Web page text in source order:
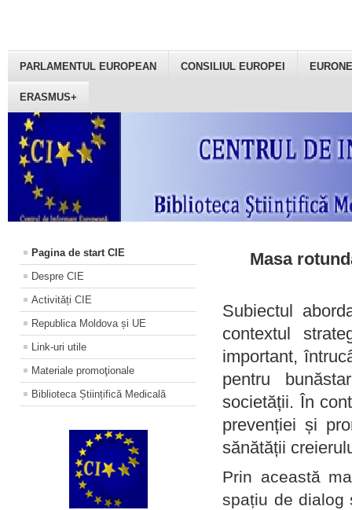
PARLAMENTUL EUROPEAN CONSILIUL EUROPEI
ERASMUS+
Pagina de start CIE
Despre CIE
Activități CIE
Republica Moldova și UE
Link-uri utile
Materiale promoţionale
Biblioteca Științifică Medicală
Masa
Subiectul
contextul
important,
pentru
societății. În
prevenției și
sănătății
Prin această
spațiu de dialog